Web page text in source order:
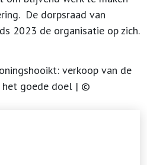
De dorpsraad van
2023 de organisatie op zich.
verkoop van de
het goede doel | ©